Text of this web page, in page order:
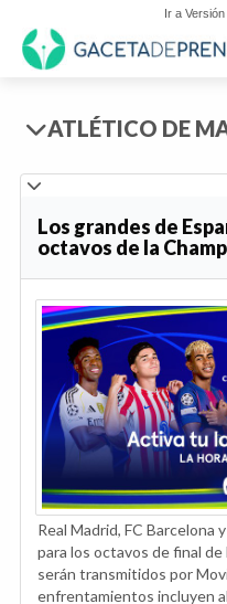
Ir a
ATLÉTICO DE
Los grandes de
octavos de la
Real Madrid, FC
para los octavos de final de
serán transmitidos por
enfrentamientos incluyen